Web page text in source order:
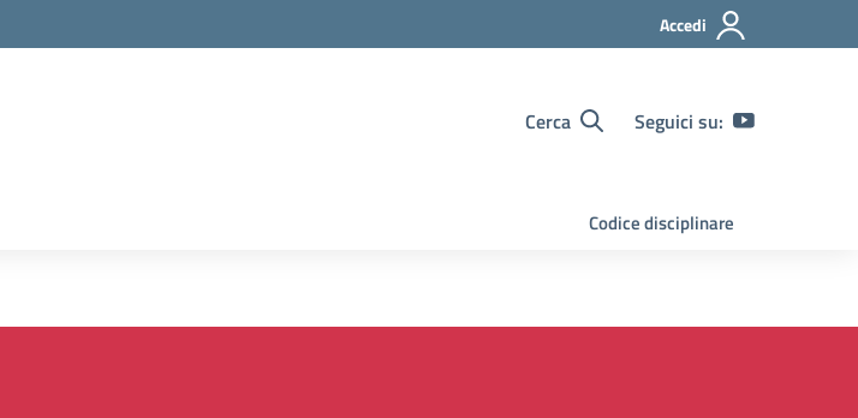
Accedi
Cerca Seguici su:
Codice disciplinare